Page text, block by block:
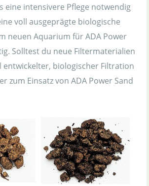
eine intensivere Pflege notwendig
voll ausgeprägte biologische
neuen Aquarium für ADA Power
Solltest du neue Filtermaterialien
entwickelter, biologischer Filtration
zum Einsatz von ADA Power Sand